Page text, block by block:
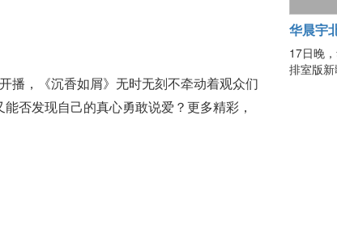
播，《沉香如屑》无时无刻不牵动着观众们
否发现自己的真心勇敢说爱？更多精彩，
华晨宇
17日晚
排室版新